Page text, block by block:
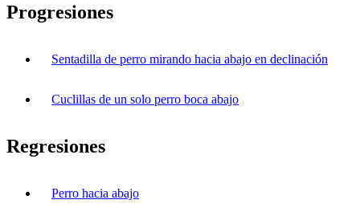
Progresiones
Sentadilla de perro mirando hacia abajo en declinación
Cuclillas de un solo perro boca abajo
Regresiones
Perro hacia abajo